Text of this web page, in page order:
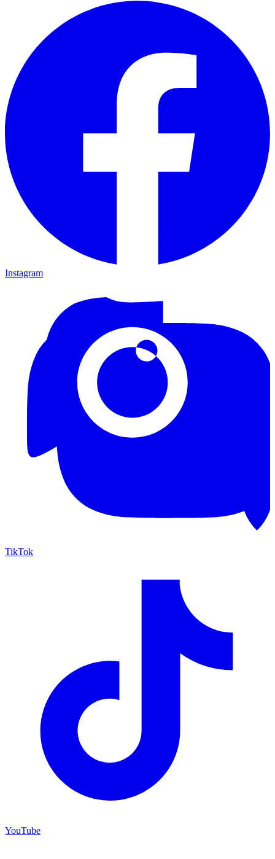
Instagram
TikTok
YouTube